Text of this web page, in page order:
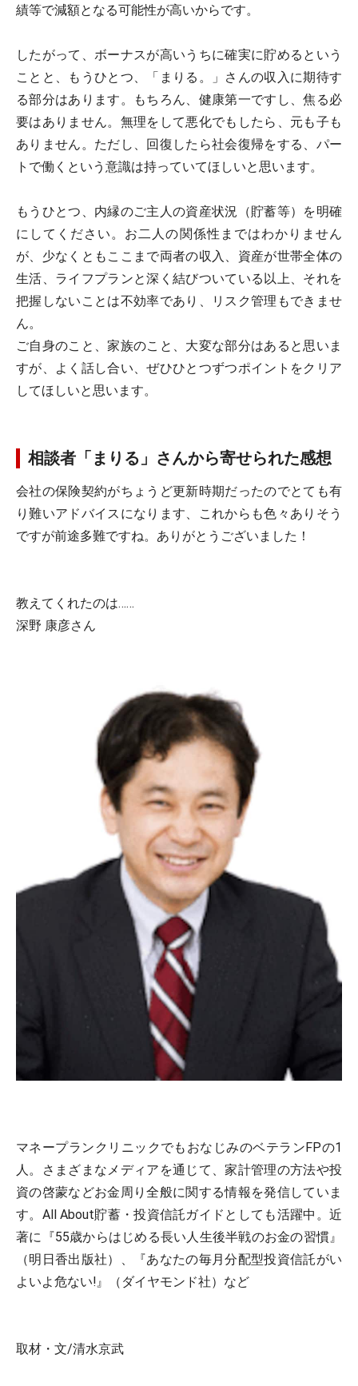
績等で減額となる可能性が高いからです。
したがって、ボーナスが高いうちに確実に貯めるという
ことと、もうひとつ、「まりる。」さんの収入に期待す
る部分はあります。もちろん、健康第一ですし、焦る必
要はありません。無理をして悪化でもしたら、元も子も
ありません。ただし、回復したら社会復帰をする、パー
トで働くという意識は持っていてほしいと思います。
もうひとつ、内縁のご主人の資産状況（貯蓄等）を明確
にしてください。お二人の関係性まではわかりません
が、少なくともここまで両者の収入、資産が世帯全体の
生活、ライフプランと深く結びついている以上、それを
把握しないことは不効率であり、リスク管理もできませ
ん。
ご自身のこと、家族のこと、大変な部分はあると思いま
すが、よく話し合い、ぜひひとつずつポイントをクリア
してほしいと思います。
相談者「まりる」さんから寄せられた感想
会社の保険契約がちょうど更新時期だったのでとても有
り難いアドバイスになります、これからも色々ありそう
ですが前途多難ですね。ありがとうございました！
教えてくれたのは……
深野 康彦さん
マネープランクリニックでもおなじみのベテランFPの1
人。さまざまなメディアを通じて、家計管理の方法や投
資の啓蒙などお金周り全般に関する情報を発信していま
す。All About貯蓄・投資信託ガイドとしても活躍中。近
著に『55歳からはじめる長い人生後半戦のお金の習慣』
（明日香出版社）、『あなたの毎月分配型投資信託がい
よいよ危ない!』（ダイヤモンド社）など
取材・文/清水京武